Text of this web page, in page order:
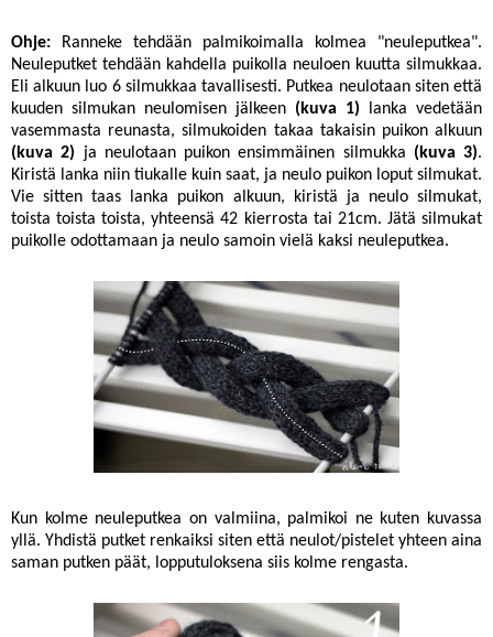
Ohje: Ranneke tehdään palmikoimalla kolmea "neuleputkea".
Neuleputket tehdään kahdella puikolla neuloen kuutta silmukkaa.
Eli alkuun luo 6 silmukkaa tavallisesti. Putkea neulotaan siten että
kuuden silmukan neulomisen jälkeen (kuva 1) lanka vedetään
vasemmasta reunasta, silmukoiden takaa takaisin puikon alkuun
(kuva 2) ja neulotaan puikon ensimmäinen silmukka (kuva 3).
Kiristä lanka niin tiukalle kuin saat, ja neulo puikon loput silmukat.
Vie sitten taas lanka puikon alkuun, kiristä ja neulo silmukat,
toista toista toista, yhteensä 42 kierrosta tai 21cm. Jätä silmukat
puikolle odottamaan ja neulo samoin vielä kaksi neuleputkea.
Kun kolme neuleputkea on valmiina, palmikoi ne kuten kuvassa
yllä. Yhdistä putket renkaiksi siten että neulot/pistelet yhteen aina
saman putken päät, lopputuloksena siis kolme rengasta.